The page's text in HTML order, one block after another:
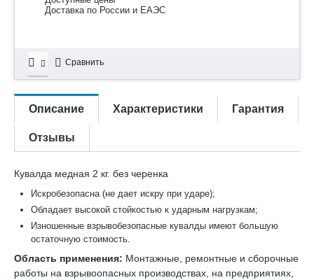
Доставка по России и ЕАЭС
Сравнить
Описание Характеристики Гарантия
Отзывы
Кувалда медная 2 кг. без черенка
Искробезопасна (не дает искру при ударе);
Обладает высокой стойкостью к ударным нагрузкам;
Изношенные взрывобезопасные кувалды имеют большую
остаточную стоимость.
Область применения: Монтажные, ремонтные и сборочные
работы на взрывоопасных производствах, на предприятиях,